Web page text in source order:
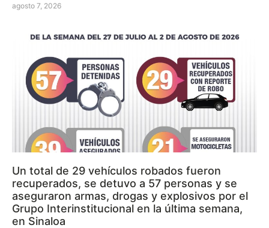
agosto 7, 2026
Un total de 29 vehículos robados fueron
recuperados, se detuvo a 57 personas y se
aseguraron armas, drogas y explosivos por el
Grupo Interinstitucional en la última semana,
en Sinaloa